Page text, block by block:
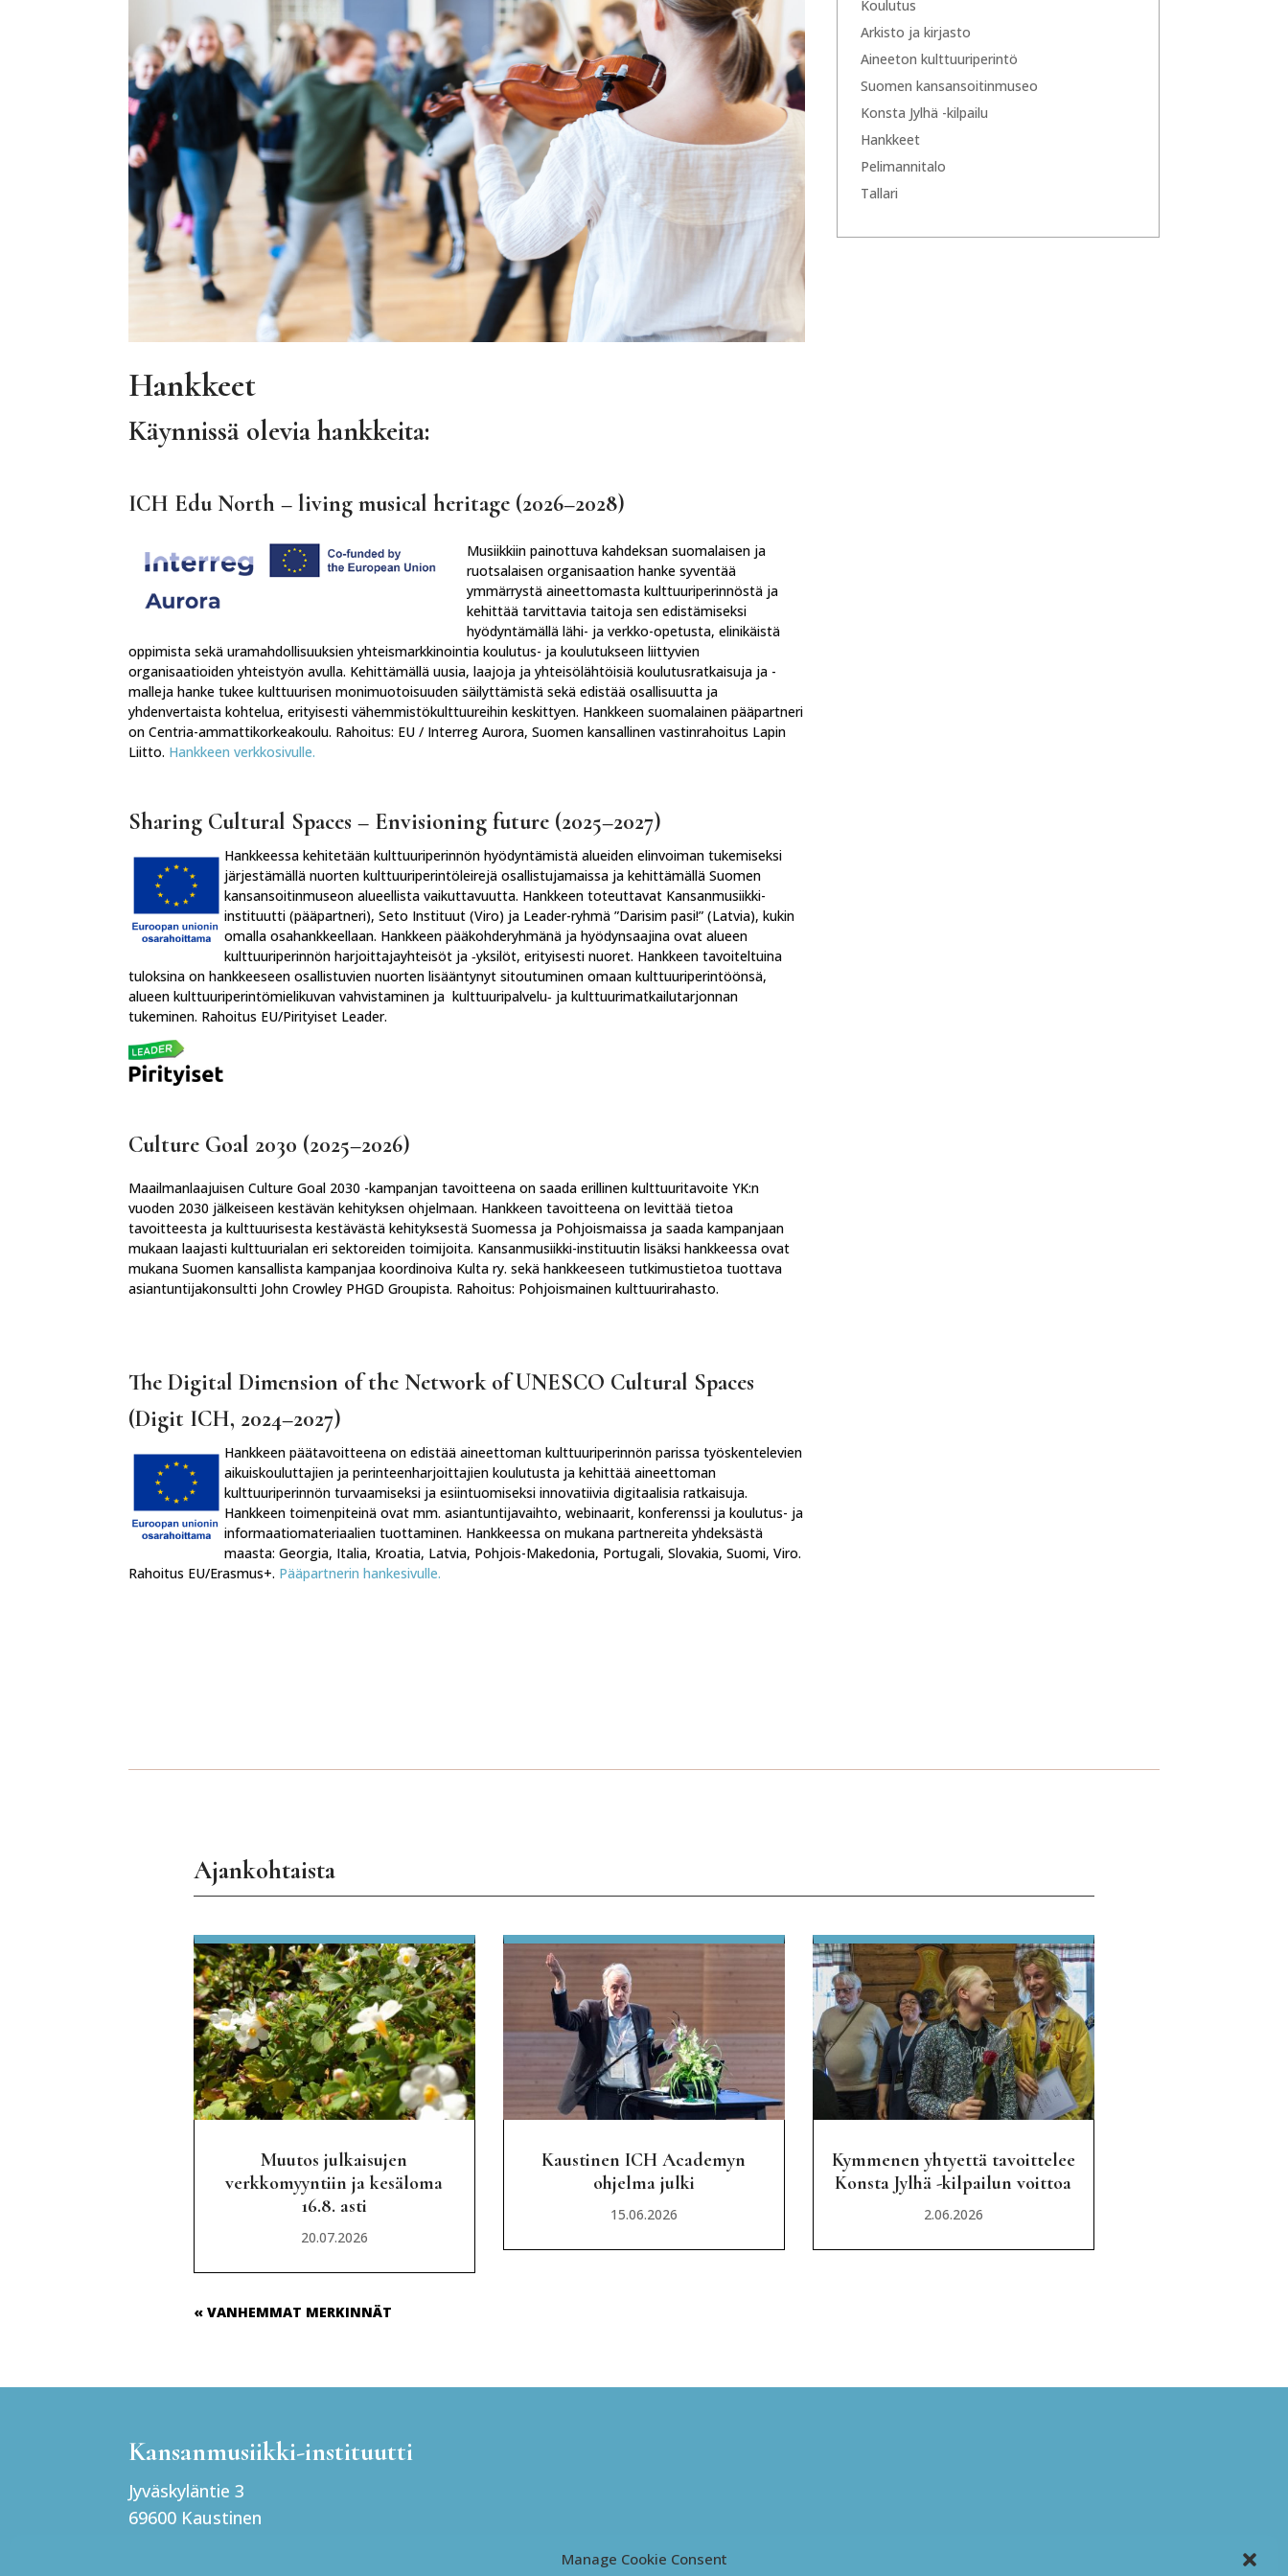
Manage Cookie Consent
Hankkeet
Käynnissä olevia hankkeita:
ICH Edu North – living musical heritage (2026–2028)
Musiikkiin painottuva kahdeksan suomalaisen ja
ruotsalaisen organisaation hanke syventää
ymmärrystä aineettomasta kulttuuriperinnöstä ja
kehittää tarvittavia taitoja sen edistämiseksi
hyödyntämällä lähi- ja verkko-opetusta, elinikäistä
oppimista sekä uramahdollisuuksien yhteismarkkinointia koulutus- ja koulutukseen liittyvien
organisaatioiden yhteistyön avulla. Kehittämällä uusia, laajoja ja yhteisölähtöisiä koulutusratkaisuja ja -
malleja hanke tukee kulttuurisen monimuotoisuuden säilyttämistä sekä edistää osallisuutta ja
yhdenvertaista kohtelua, erityisesti vähemmistökulttuureihin keskittyen. Hankkeen suomalainen pääpartneri
on Centria-ammattikorkeakoulu. Rahoitus: EU / Interreg Aurora, Suomen kansallinen vastinrahoitus Lapin
Liitto. Hankkeen verkkosivulle.
Sharing Cultural Spaces – Envisioning future (2025–2027)
Hankkeessa kehitetään kulttuuriperinnön hyödyntämistä alueiden elinvoiman tukemiseksi
järjestämällä nuorten kulttuuriperintöleirejä osallistujamaissa ja kehittämällä Suomen
kansansoitinmuseon alueellista vaikuttavuutta. Hankkeen toteuttavat Kansanmusiikki-
instituutti (pääpartneri), Seto Instituut (Viro) ja Leader-ryhmä ”Darisim pasi!” (Latvia), kukin
omalla osahankkeellaan. Hankkeen pääkohderyhmänä ja hyödynsaajina ovat alueen
kulttuuriperinnön harjoittajayhteisöt ja ‑yksilöt, erityisesti nuoret. Hankkeen tavoiteltuina
tuloksina on hankkeeseen osallistuvien nuorten lisääntynyt sitoutuminen omaan kulttuuriperintöönsä,
alueen kulttuuriperintömielikuvan vahvistaminen ja kulttuuripalvelu‑ ja kulttuurimatkailutarjonnan
tukeminen. Rahoitus EU/Pirityiset Leader.
Culture Goal 2030 (2025–2026)
Maailmanlaajuisen Culture Goal 2030 -kampanjan tavoitteena on saada erillinen kulttuuritavoite YK:n
vuoden 2030 jälkeiseen kestävän kehityksen ohjelmaan. Hankkeen tavoitteena on levittää tietoa
tavoitteesta ja kulttuurisesta kestävästä kehityksestä Suomessa ja Pohjoismaissa ja saada kampanjaan
mukaan laajasti kulttuurialan eri sektoreiden toimijoita. Kansanmusiikki-instituutin lisäksi hankkeessa ovat
mukana Suomen kansallista kampanjaa koordinoiva Kulta ry. sekä hankkeeseen tutkimustietoa tuottava
asiantuntijakonsultti John Crowley PHGD Groupista. Rahoitus: Pohjoismainen kulttuurirahasto.
The Digital Dimension of the Network of UNESCO Cultural Spaces
(Digit ICH, 2024–2027)
Hankkeen päätavoitteena on edistää aineettoman kulttuuriperinnön parissa työskentelevien
aikuiskouluttajien ja perinteenharjoittajien koulutusta ja kehittää aineettoman
kulttuuriperinnön turvaamiseksi ja esiintuomiseksi innovatiivia digitaalisia ratkaisuja.
Hankkeen toimenpiteinä ovat mm. asiantuntijavaihto, webinaarit, konferenssi ja koulutus- ja
informaatiomateriaalien tuottaminen. Hankkeessa on mukana partnereita yhdeksästä
maasta: Georgia, Italia, Kroatia, Latvia, Pohjois-Makedonia, Portugali, Slovakia, Suomi, Viro.
Rahoitus EU/Erasmus+. Pääpartnerin hankesivulle.
Koulutus
Arkisto ja kirjasto
Aineeton kulttuuriperintö
Suomen kansansoitinmuseo
Konsta Jylhä -kilpailu
Hankkeet
Pelimannitalo
Tallari
Ajankohtaista
Muutos julkaisujen
verkkomyyntiin ja kesäloma
16.8. asti
20.07.2026
Kaustinen ICH Academyn
ohjelma julki
15.06.2026
Kymmenen yhtyettä tavoittelee
Konsta Jylhä -kilpailun voittoa
2.06.2026
« VANHEMMAT MERKINNÄT
Kansanmusiikki-instituutti
Jyväskyläntie 3
69600 Kaustinen